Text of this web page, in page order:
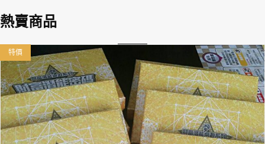
熱賣商品
特價